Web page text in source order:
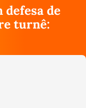
de
turnê: